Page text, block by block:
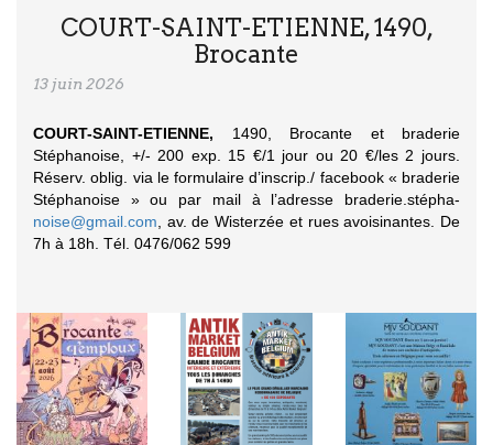
COURT-SAINT-ETIENNE, 1490,
Brocante
13 juin 2026
COURT-SAINT-ETIENNE, 1490, Brocante et braderie
Stéphanoise, +/- 200 exp. 15 €/1 jour ou 20 €/les 2 jours.
Réserv. oblig. via le formulaire d’inscrip./ facebook « braderie
Stéphanoise » ou par mail à l’adresse braderie.stépha-
noise@gmail.com , av. de Wisterzée et rues avoisinantes. De
7h à 18h. Tél. 0476/062 599